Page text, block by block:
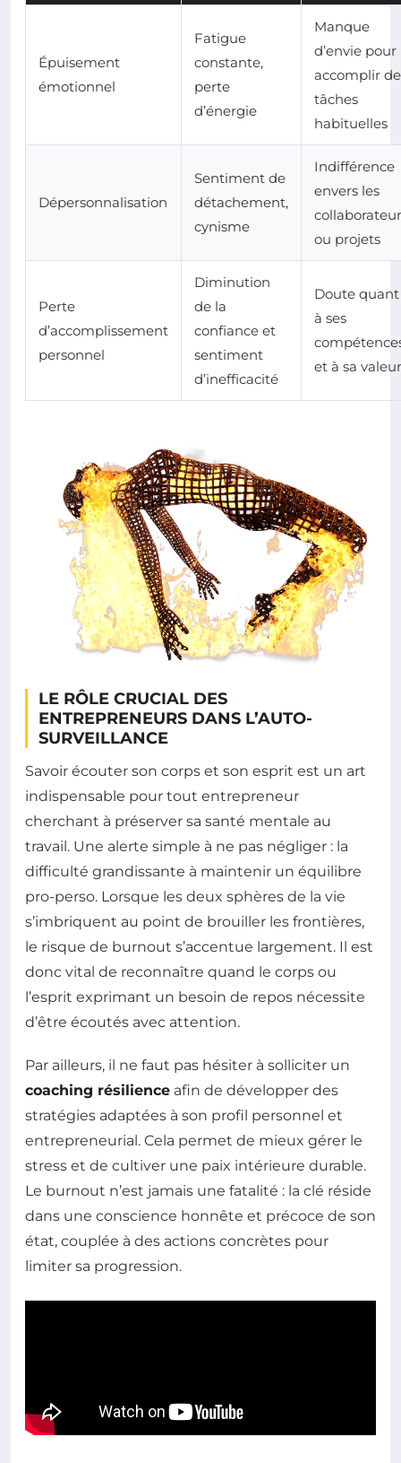
Épuisement
émotionnel
Fatigue
constante,
perte
d’énergie
Manque
d’envie pour
accomplir
tâches
habituelles
Dépersonnalisation
Sentiment de
détachement,
cynisme
Indifférence
envers les
ou projets
Perte
d’accomplissement
personnel
Diminution
de la
confiance et
sentiment
d’inefficacité
Doute quant
à ses
et à sa valeur
LE RÔLE CRUCIAL DES
ENTREPRENEURS DANS L’AUTO-
SURVEILLANCE
Savoir écouter son corps et son esprit est un art
indispensable pour tout entrepreneur
cherchant à préserver sa santé mentale au
travail. Une alerte simple à ne pas négliger : la
difficulté grandissante à maintenir un équilibre
pro-perso. Lorsque les deux sphères de la vie
s’imbriquent au point de brouiller les frontières,
le risque de burnout s’accentue largement. Il est
donc vital de reconnaître quand le corps ou
l’esprit exprimant un besoin de repos nécessite
d’être écoutés avec attention.
Par ailleurs, il ne faut pas hésiter à solliciter un
coaching résilience afin de développer des
stratégies adaptées à son profil personnel et
entrepreneurial. Cela permet de mieux gérer le
stress et de cultiver une paix intérieure durable.
Le burnout n’est jamais une fatalité : la clé réside
dans une conscience honnête et précoce de son
état, couplée à des actions concrètes pour
limiter sa progression.